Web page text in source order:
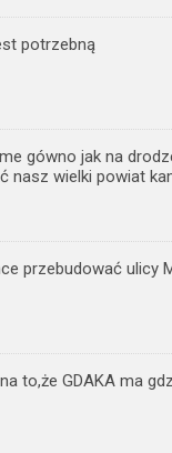
potrzebną
gówno jak na
nasz wielki powiat
przebudować ulicy
to,że GDAKA ma